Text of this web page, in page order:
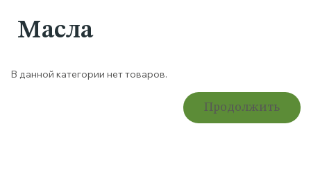
Масла
В данной категории нет товаров.
Продолжить